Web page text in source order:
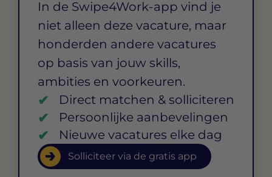
In de Swipe4Work-app vind je
niet alleen deze vacature, maar
honderden andere vacatures
op basis van jouw skills,
ambities en voorkeuren.
Direct matchen & solliciteren
Persoonlijke aanbevelingen
Nieuwe vacatures elke dag
Solliciteer via de gratis app